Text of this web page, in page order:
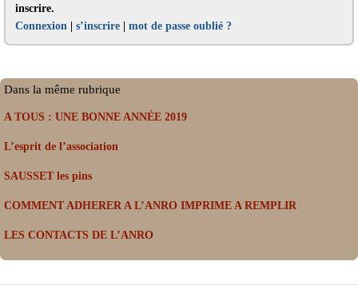
inscrire.
Connexion | s’inscrire | mot de passe oublié ?
Dans la même rubrique
A TOUS : UNE BONNE ANNÉE 2019
L’esprit de l’association
SAUSSET les pins
COMMENT ADHERER A L’ANRO IMPRIME A REMPLIR
LES CONTACTS DE L’ANRO